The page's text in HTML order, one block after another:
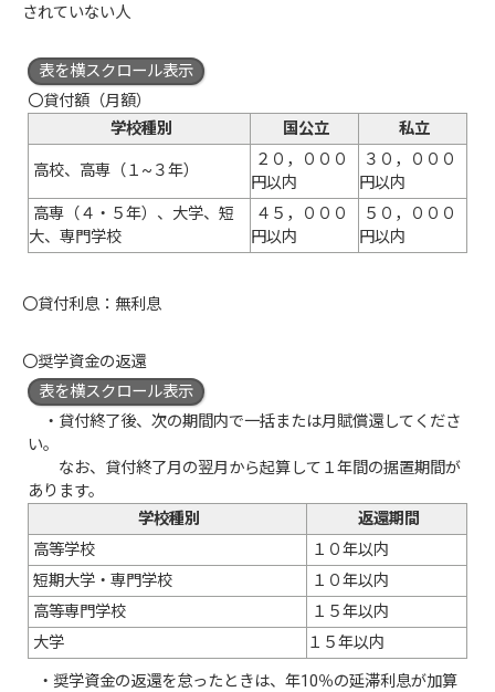
されていない人
表を横スクロール表示
〇貸付額（月額）
学校種別
国公立 私立
高校、高専（１~３年）
２０，０００
円以内
３０，０００
円以内
高専（４・５年）、大学、短
大、専門学校
４５，０００
円以内
５０，０００
円以内
〇貸付利息：無利息
〇奨学資金の返還
表を横スクロール表示
・貸付終了後、次の期間内で一括または月賦償還してくださ
い。
なお、貸付終了月の翌月から起算して１年間の据置期間が
あります。
学校種別
返還期間
高等学校
１０年以内
短期大学・専門学校
１０年以内
高等専門学校
１５年以内
大学
１５年以内
・奨学資金の返還を怠ったときは、年10％の延滞利息が加算